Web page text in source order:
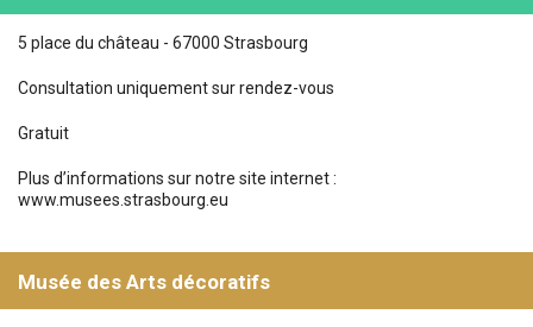
5 place du château - 67000 Strasbourg
Consultation uniquement sur rendez-vous
Gratuit
Plus d’informations sur notre site internet :
www.musees.strasbourg.eu
Musée des Arts décoratifs